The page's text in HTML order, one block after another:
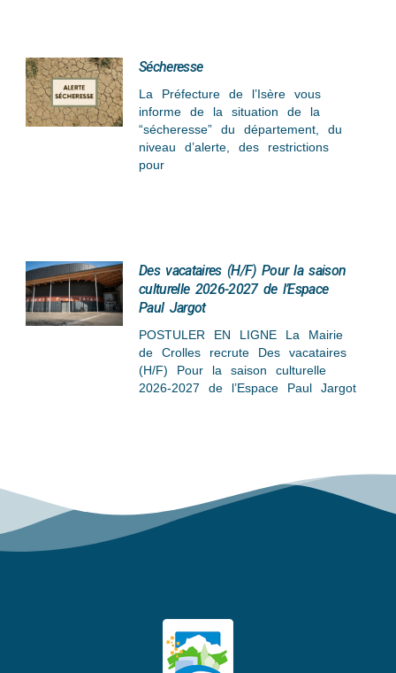
Sécheresse
La Préfecture de l’Isère vous
informe de la situation de la
“sécheresse” du département, du
niveau d’alerte, des restrictions
pour
Des vacataires (H/F) Pour la saison
culturelle 2026-2027 de l’Espace
Paul Jargot
POSTULER EN LIGNE La Mairie
de Crolles recrute Des vacataires
(H/F) Pour la saison culturelle
2026-2027 de l’Espace Paul Jargot